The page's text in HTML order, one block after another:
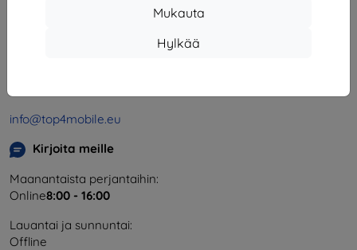
Mukauta
Hylkää
info@top4mobile.eu
Kirjoita meille
Maanantaista perjantaihin:
Online8:00 - 16:00
Lauantai ja sunnuntai:
Offline